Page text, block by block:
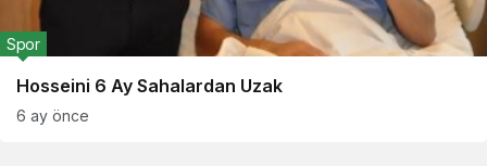
Hosseini 6 Ay Sahalardan Uzak
Spor
6 ay önce